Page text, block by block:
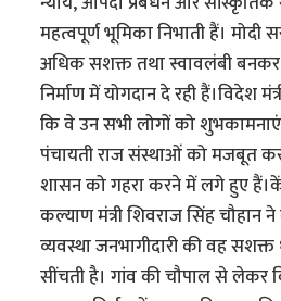
महत्वपूर्ण भूमिका निभाती हैं।
अधिक सशक्त तथा स्वावलंबी बनकर
निर्माण में योगदान दे रही हैं।विदेश
कि वे उन सभी लोगों को
पंचायती राज संस्थाओं को मजबूत
शासन को गहरा करने में लगे हुए
कल्याण मंत्री शिवराज सिंह चौहान
व्यवस्था जनभागीदारी की वह
सींचती है। गांव की चौपाल से